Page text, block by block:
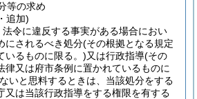
等の求め
追加)
法令に違反する事実がある場合におい
にされるべき処分(その根拠となる規定
いるものに限る。)又は行政指導(その
律又は府市条例に置かれているものに
いと思料するときは、当該処分をする
又は当該行政指導をする権限を有する